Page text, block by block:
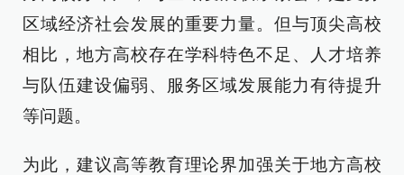
区域经济社会发展的重要力量。但与顶尖高校
相比，地方高校存在学科特色不足、人才培养
与队伍建设偏弱、服务区域发展能力有待提升
等问题。
为此，建议高等教育理论界加强关于地方高校